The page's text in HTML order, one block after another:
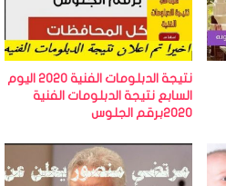
نتيجة الدبلومات الفنية 2020 اليوم
السابع نتيجة الدبلومات الفنية
2020برقم الجلوس